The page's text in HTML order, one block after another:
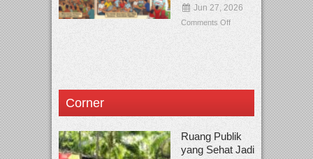
Jun 27, 2026
Comments Off
Corner
Ruang Publik
yang Sehat Jadi